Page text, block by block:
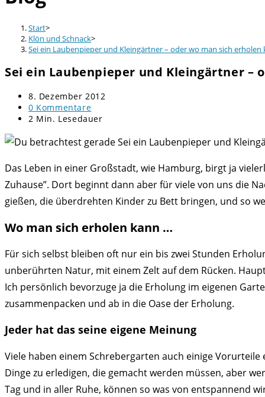
Start>
Klön und Schnack>
Sei ein Laubenpieper und Kleingärtner – oder wo man sich erholen
Sei ein Laubenpieper und Kleingärtner –
Beitrag
veröffentlicht:
8. Dezember 2012
Beitrags-
Kommentare:
0 Kommentare
Lesedauer:
2 Min. Lesedauer
Das Leben in einer Großstadt, wie Hamburg, birgt ja
Zuhause”. Dort beginnt dann aber für viele von uns die
gießen, die überdrehten Kinder zu Bett bringen, und so
Wo man sich erholen kann …
Für sich selbst bleiben oft nur ein bis zwei Stunden
unberührten Natur, mit einem Zelt auf dem Rücken.
Ich persönlich bevorzuge ja die Erholung im eigenen
zusammenpacken und ab in die Oase der Erholung.
Jeder hat das seine eigene Meinung
Viele haben einem Schrebergarten auch einige
Dinge zu erledigen, die gemacht werden müssen, aber
Tag und in aller Ruhe, können so was von entspannend